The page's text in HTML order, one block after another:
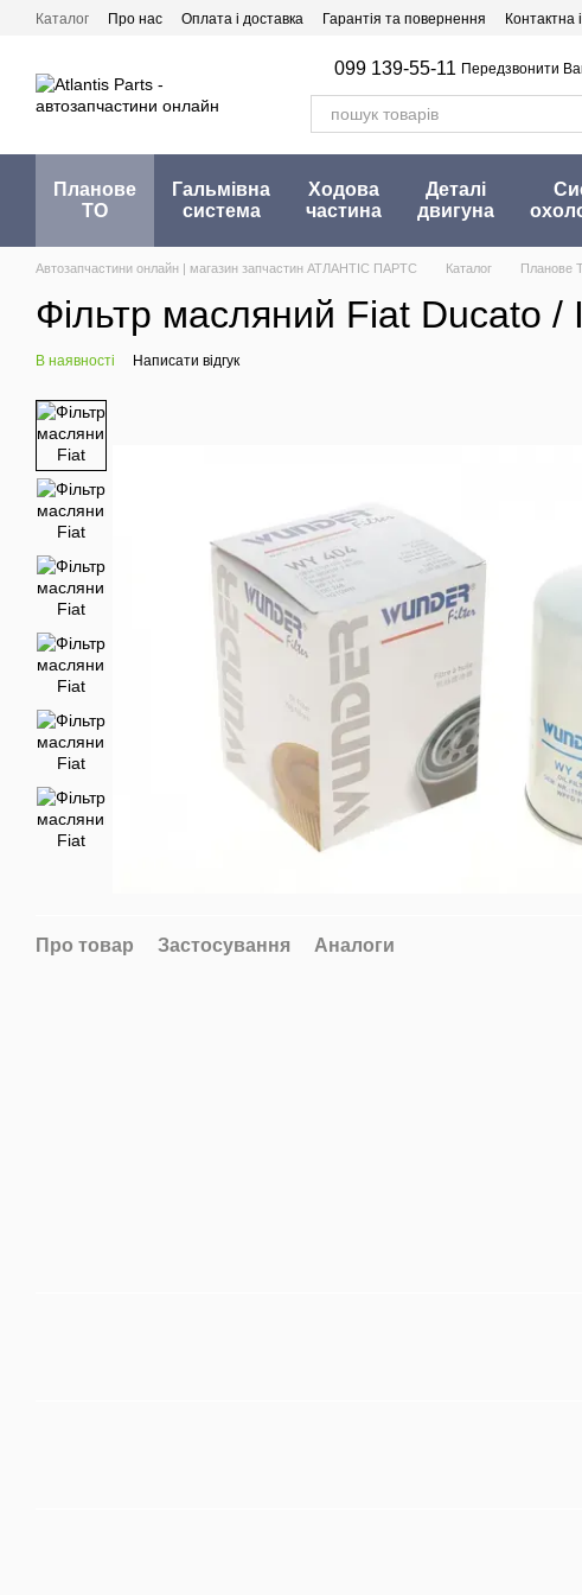
Перейти до основного контенту
Каталог Про нас Оплата і доставка Гарантія та повернення Контактна
099 139-55-11 Передзвонити
Планове
ТО
Гальмівна
система
Ходова
частина
Деталі
двигуна
Автозапчастини онлайн | магазин запчастин АТЛАНТІС ПАРТС Каталог Планове
Фільтр масляний Fiat Ducato /
В наявності Написати відгук
Про товар Застосування Аналоги